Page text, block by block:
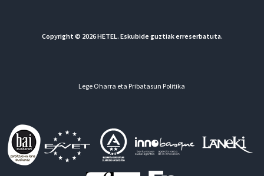
Copyright © 2026 HETEL. Eskubide guztiak erreserbatuta.
Lege Oharra eta Pribatasun Politika